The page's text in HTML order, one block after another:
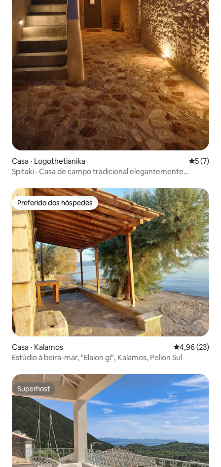
Casa ⋅ Logothetianika 5 de
5 (7)
Spitaki · Casa de campo tradicional elegantemente
Preferido dos hóspedes
Preferido dos hóspedes
Casa ⋅ Kalamos 4,96 de uma
4,96 (23)
Estúdio à beira-mar, "Elaion gi", Kalamos, Pelion Sul
Superhost
Superhost